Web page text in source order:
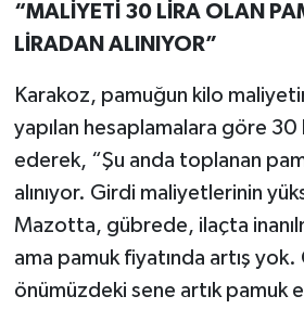
“MALİYETİ 30 LİRA OLAN
LİRADAN ALINIYOR”
Karakoz, pamuğun kilo
yapılan hesaplamalara göre
ederek, “Şu anda toplanan
alınıyor. Girdi maliyetlerinin
Mazotta, gübrede, ilaçta
ama pamuk fiyatında artış
önümüzdeki sene artık pamuk